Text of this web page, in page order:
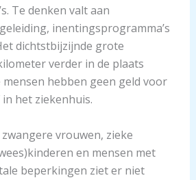
Te denken valt aan
inentingsprogramma’s
dichtstbijzijnde grote
verder in de plaats
mensen hebben geen geld voor
het ziekenhuis.
vrouwen, zieke
en mensen met
beperkingen ziet er niet